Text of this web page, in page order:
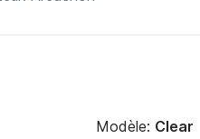
Modèle: Clear